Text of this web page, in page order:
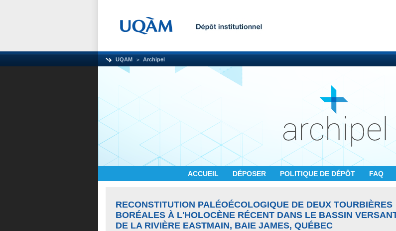
UQAM Archipel
ACCUEIL DÉPOSER POLITIQUE DE DÉPÔT FAQ
RECONSTITUTION PALÉOÉCOLOGIQUE DE DEUX TOURBIÈRES
BORÉALES À L'HOLOCÈNE RÉCENT DANS LE BASSIN
DE LA RIVIÈRE EASTMAIN, BAIE JAMES, QUÉBEC